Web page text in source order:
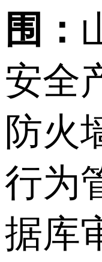
围：
安全
防火
行为
据库